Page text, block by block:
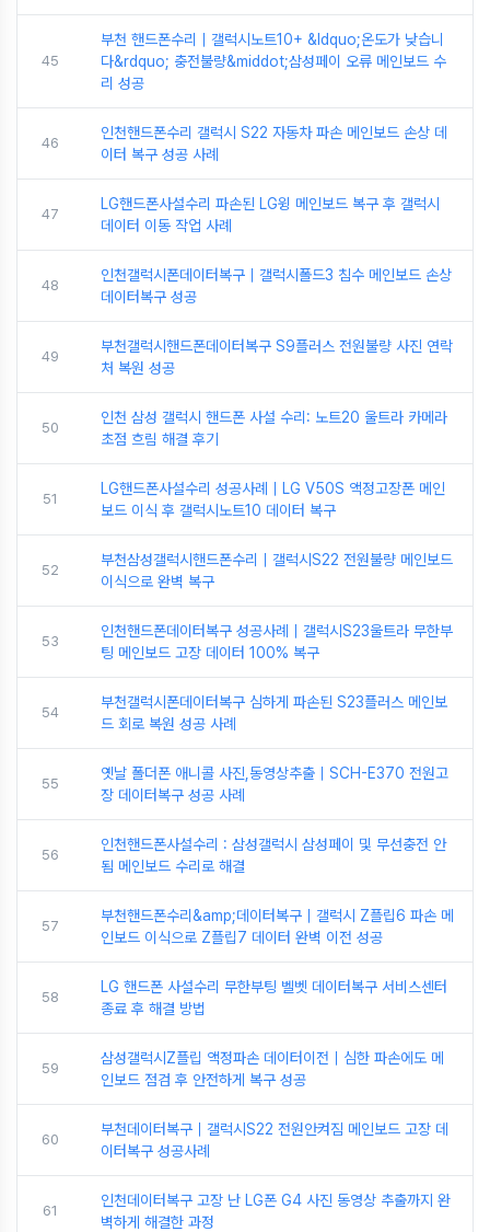
45
부천 핸드폰수리｜갤럭시노트10+ &ldquo;온도가 낮습니
다&rdquo; 충전불량&middot;삼성페이 오류 메인보드 수
리 성공
46
인천핸드폰수리 갤럭시 S22 자동차 파손 메인보드 손상 데
이터 복구 성공 사례
47
LG핸드폰사설수리 파손된 LG윙 메인보드 복구 후 갤럭시
데이터 이동 작업 사례
48
인천갤럭시폰데이터복구｜갤럭시폴드3 침수 메인보드 손상
데이터복구 성공
49
부천갤럭시핸드폰데이터복구 S9플러스 전원불량 사진 연락
처 복원 성공
50
인천 삼성 갤럭시 핸드폰 사설 수리: 노트20 울트라 카메라
초점 흐림 해결 후기
51
LG핸드폰사설수리 성공사례｜LG V50S 액정고장폰 메인
보드 이식 후 갤럭시노트10 데이터 복구
52
부천삼성갤럭시핸드폰수리｜갤럭시S22 전원불량 메인보드
이식으로 완벽 복구
53
인천핸드폰데이터복구 성공사례｜갤럭시S23울트라 무한부
팅 메인보드 고장 데이터 100% 복구
54
부천갤럭시폰데이터복구 심하게 파손된 S23플러스 메인보
드 회로 복원 성공 사례
55
옛날 폴더폰 애니콜 사진,동영상추출｜SCH-E370 전원고
장 데이터복구 성공 사례
56
인천핸드폰사설수리 : 삼성갤럭시 삼성페이 및 무선충전 안
됨 메인보드 수리로 해결
57
부천핸드폰수리&amp;데이터복구｜갤럭시 Z플립6 파손 메
인보드 이식으로 Z플립7 데이터 완벽 이전 성공
58
LG 핸드폰 사설수리 무한부팅 벨벳 데이터복구 서비스센터
종료 후 해결 방법
59
삼성갤럭시Z플립 액정파손 데이터이전｜심한 파손에도 메
인보드 점검 후 안전하게 복구 성공
60
부천데이터복구｜갤럭시S22 전원안켜짐 메인보드 고장 데
이터복구 성공사례
61
인천데이터복구 고장 난 LG폰 G4 사진 동영상 추출까지 완
벽하게 해결한 과정